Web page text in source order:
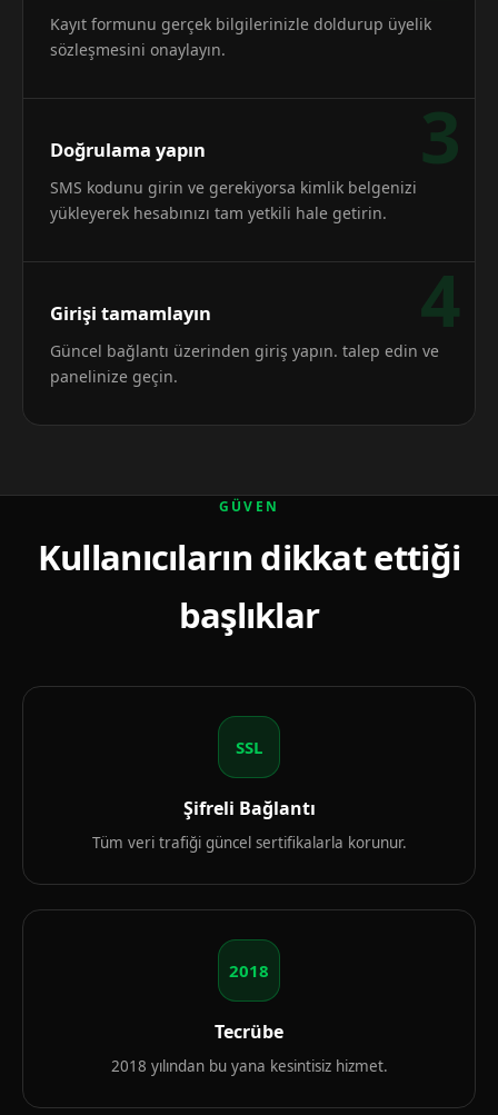
Kayıt formunu gerçek bilgilerinizle doldurup üyelik
sözleşmesini onaylayın.
3
Doğrulama yapın
SMS kodunu girin ve gerekiyorsa kimlik belgenizi
yükleyerek hesabınızı tam yetkili hale getirin.
4
Girişi tamamlayın
Güncel bağlantı üzerinden giriş yapın. talep edin ve
panelinize geçin.
GÜVEN
Kullanıcıların dikkat ettiği
başlıklar
SSL
Şifreli Bağlantı
Tüm veri trafiği güncel sertifikalarla korunur.
2018
Tecrübe
2018 yılından bu yana kesintisiz hizmet.